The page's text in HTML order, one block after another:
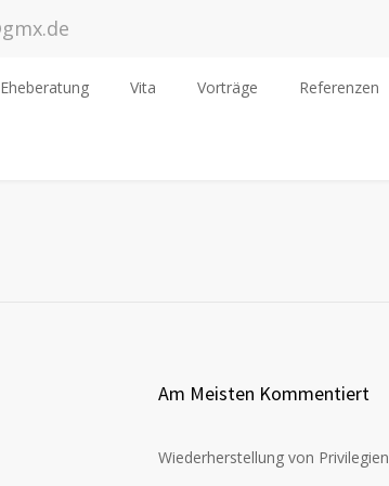
Eheberatung Vita Vorträge Referenzen
Am Meisten Kommentiert
Wiederherstellung von Privilegien